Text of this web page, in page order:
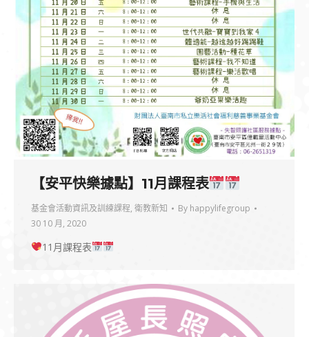
【安平快樂據點】11月課程表
基金會活動資訊及訓練課程, 衛教新知 By happylifegroup
30 10 月, 2020
11月課程表